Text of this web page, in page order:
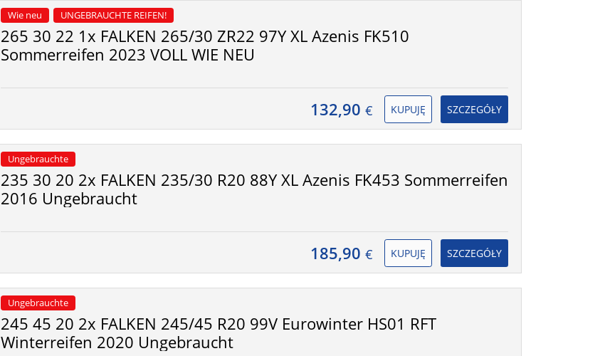
Wie neu UNGEBRAUCHTE REIFEN!
265 30 22 1x FALKEN 265/30 ZR22 97Y XL Azenis FK510
Sommerreifen 2023 VOLL WIE NEU
132,90 € KUPUJĘ SZCZEGÓŁY
Ungebrauchte
235 30 20 2x FALKEN 235/30 R20 88Y XL Azenis FK453 Sommerreifen
2016 Ungebraucht
185,90 € KUPUJĘ SZCZEGÓŁY
Ungebrauchte
245 45 20 2x FALKEN 245/45 R20 99V Eurowinter HS01 RFT
Winterreifen 2020 Ungebraucht